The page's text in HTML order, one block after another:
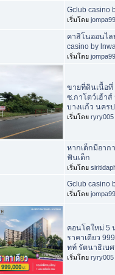
Gclub casino
เริ่มโดย
คาสิโนออนไล
casino by
เริ่มโดย
ขายที่ดินเนื้อที่
ซ.กาโตว์เฮ้า
บางแก้ว นคร
เริ่มโดย ryry005
หากเด็กมีอา
ฟันเด็ก
เริ่มโดย
Gclub casino
เริ่มโดย
คอนโดใหม่ 5
ราคาเดียว
ทท์ รัตนาธิเบ
เริ่มโดย ryry005